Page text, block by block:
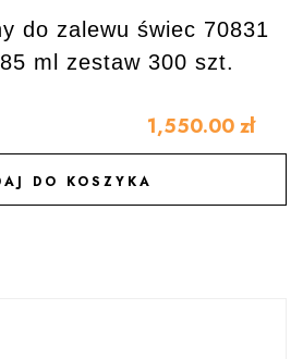
do zalewu świec 70831
ml zestaw 300 szt.
1,550.00 zł
DO KOSZYKA
DO ULUBIONYCH